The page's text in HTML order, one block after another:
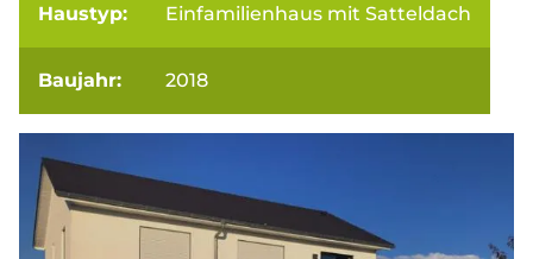
Haustyp: Einfamilienhaus mit Satteldach
Baujahr: 2018